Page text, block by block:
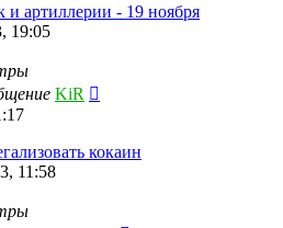
и артиллерии - 19 ноября
19:05
KiR
кокаин
11:58